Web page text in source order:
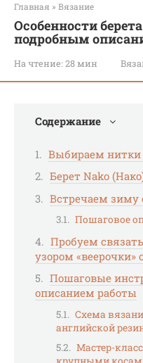
Главная » Вязание
Особенности
подробным
На чтение: 28 мин
Содержание
Выбираем
Берет Nako
Встречаем зиму
Пошаговое
Пробуем
узором «веерочки»
Пошаговые
описанием работы
Схема
английской
Мастер-